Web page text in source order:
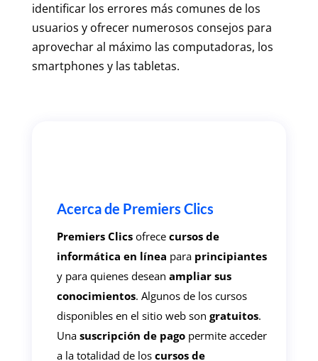
identificar los errores más comunes de los
usuarios y ofrecer numerosos consejos para
aprovechar al máximo las computadoras, los
smartphones y las tabletas.
Acerca de Premiers Clics
Premiers Clicsofrece cursos de
informática en línea para principiantes
y para quienes desean ampliar sus
conocimientos. Algunos de los cursos
disponibles en el sitio web son gratuitos.
Una suscripción de pagopermite acceder
a la totalidad de los cursos de